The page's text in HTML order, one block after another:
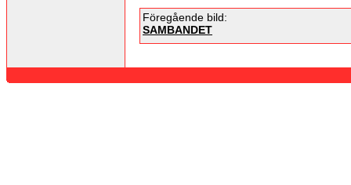
Föregående bild:
SAMBANDET